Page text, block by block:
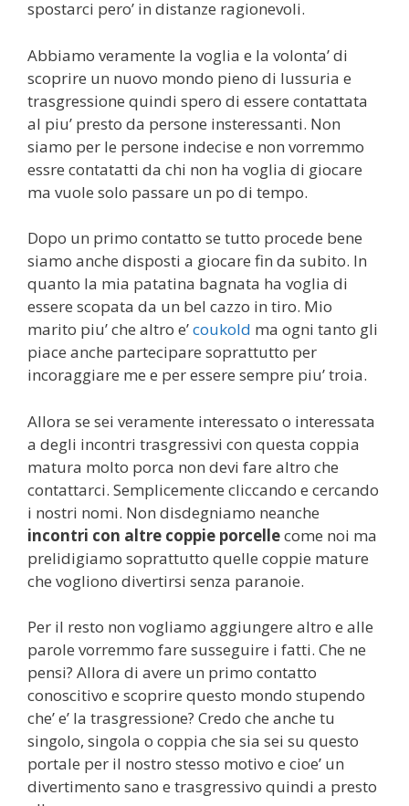
spostarci pero’ in distanze ragionevoli.
Abbiamo veramente la voglia e la volonta’ di
scoprire un nuovo mondo pieno di lussuria e
trasgressione quindi spero di essere contattata
al piu’ presto da persone insteressanti. Non
siamo per le persone indecise e non vorremmo
essre contatatti da chi non ha voglia di giocare
ma vuole solo passare un po di tempo.
Dopo un primo contatto se tutto procede bene
siamo anche disposti a giocare fin da subito. In
quanto la mia patatina bagnata ha voglia di
essere scopata da un bel cazzo in tiro. Mio
marito piu’ che altro e’coukold ma ogni tanto gli
piace anche partecipare soprattutto per
incoraggiare me e per essere sempre piu’ troia.
Allora se sei veramente interessato o interessata
a degli incontri trasgressivi con questa coppia
matura molto porca non devi fare altro che
contattarci. Semplicemente cliccando e cercando
i nostri nomi. Non disdegniamo neanche
incontri con altre coppie porcellecome noi ma
prelidigiamo soprattutto quelle coppie mature
che vogliono divertirsi senza paranoie.
Per il resto non vogliamo aggiungere altro e alle
parole vorremmo fare susseguire i fatti. Che ne
pensi? Allora di avere un primo contatto
conoscitivo e scoprire questo mondo stupendo
che’ e’ la trasgressione? Credo che anche tu
singolo, singola o coppia che sia sei su questo
portale per il nostro stesso motivo e cioe’ un
divertimento sano e trasgressivo quindi a presto